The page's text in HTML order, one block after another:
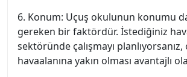
6. Konum: Uçuş okulunun konumu
gereken bir faktördür. İstediğiniz
sektöründe çalışmayı
havaalanına yakın olması avantajlı